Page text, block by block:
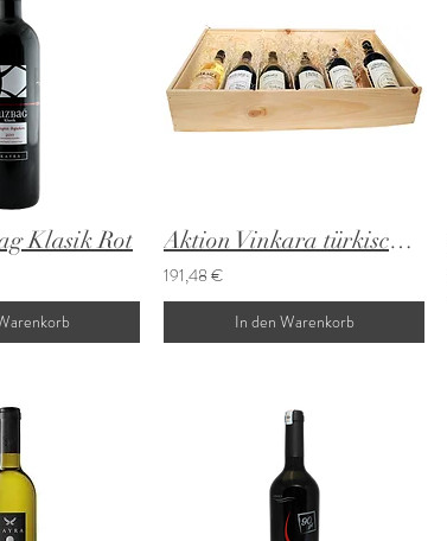
Klasik Rot Aktion Vinkara türkische Rot 6x0,75 L
191,48 €
In den Warenkorb